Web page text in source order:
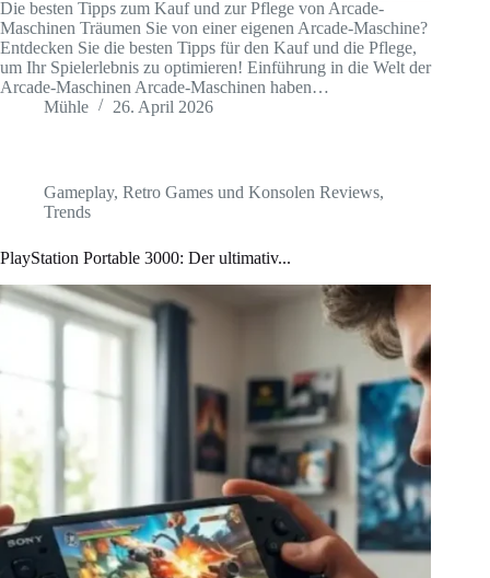
Die besten Tipps zum Kauf und zur Pflege von Arcade-
Maschinen Träumen Sie von einer eigenen Arcade-Maschine?
Entdecken Sie die besten Tipps für den Kauf und die Pflege,
um Ihr Spielerlebnis zu optimieren! Einführung in die Welt der
Arcade-Maschinen Arcade-Maschinen haben…
Mühle
26. April 2026
Gameplay, Retro Games und Konsolen Reviews,
Trends
PlayStation Portable 3000: Der ultimativ...